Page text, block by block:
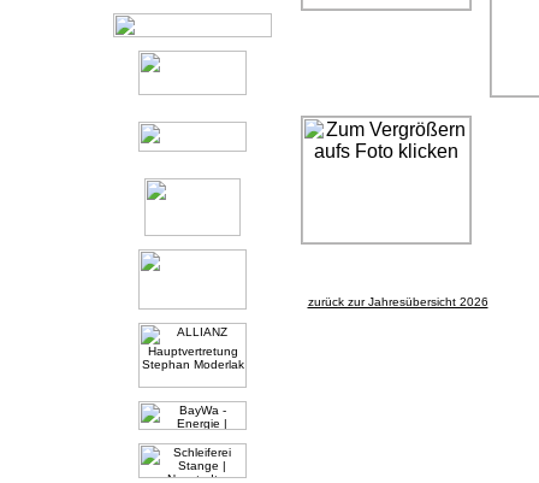
zurück zur Jahresübersicht 2026